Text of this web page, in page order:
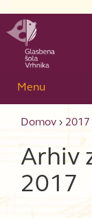
Menu
Domov › 2017
Arhiv
2017